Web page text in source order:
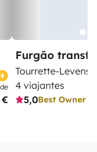
€
Furgão
Tourrette-Levens
4 viajantes
5,0Best Owner